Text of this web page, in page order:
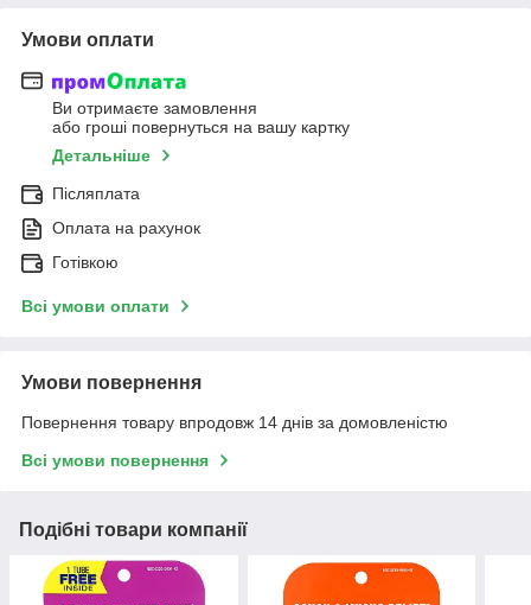
Умови оплати
Ви отримаєте замовлення
або гроші повернуться на вашу картку
Детальніше
Післяплата
Оплата на рахунок
Готівкою
Всі умови оплати
Умови повернення
Повернення товару впродовж 14 днів за домовленістю
Всі умови повернення
Подібні товари компанії